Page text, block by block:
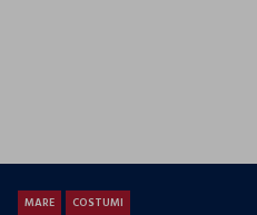
MARE COSTUMI